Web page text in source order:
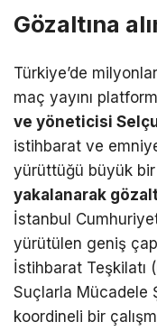
Gözaltına
Türkiye’de
maç yayını
ve yöneticisi
istihbarat ve
yürüttüğü büyük
yakalanarak
İstanbul Cumhuriyet
yürütülen geniş
İstihbarat Teşkilatı
Suçlarla Mücadele
koordineli bir